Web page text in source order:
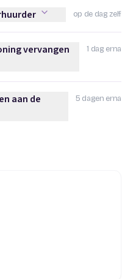
op de dag zelf
afvinken
1 dag erna
afvinken
vervangen
5 dagen erna
de gemeente afvinken
aan de